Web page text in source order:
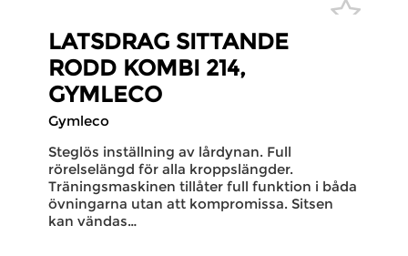
LATSDRAG SITTANDE
RODD KOMBI 214,
GYMLECO
Gymleco
Steglös inställning av lårdynan. Full
rörelselängd för alla kroppslängder.
Träningsmaskinen tillåter full funktion i båda
övningarna utan att kompromissa. Sitsen
kan vändas…